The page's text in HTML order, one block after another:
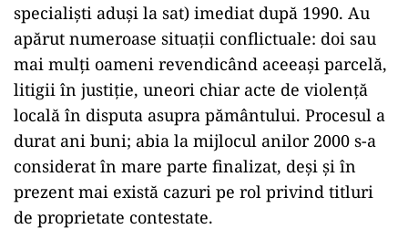
specialiști aduși la sat) imediat după 1990. Au
apărut numeroase situații conflictuale: doi sau
mai mulți oameni revendicând aceeași parcelă,
litigii în justiție, uneori chiar acte de violență
locală în disputa asupra pământului. Procesul a
durat ani buni; abia la mijlocul anilor 2000 s-a
considerat în mare parte finalizat, deși și în
prezent mai există cazuri pe rol privind titluri
de proprietate contestate.